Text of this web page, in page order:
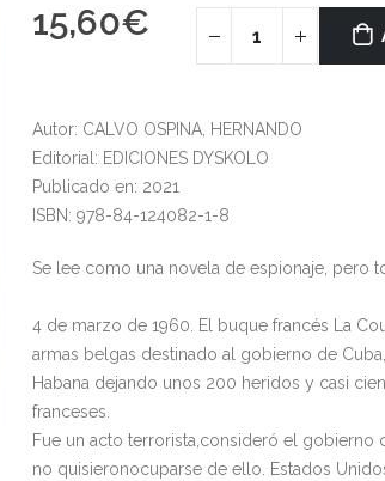
15,60€
Autor: CALVO OSPINA, HERNANDO
Editorial: EDICIONES DYSKOLO
Publicado en: 2021
ISBN: 978-84-124082-1-8
Se lee como una novela de espionaje, pero
4 de marzo de 1960. El buque francés La
armas belgas destinado al gobierno de
Habana dejando unos 200 heridos y casi
franceses.
Fue un acto terrorista,consideró el gobierno
no quisieronocuparse de ello. Estados